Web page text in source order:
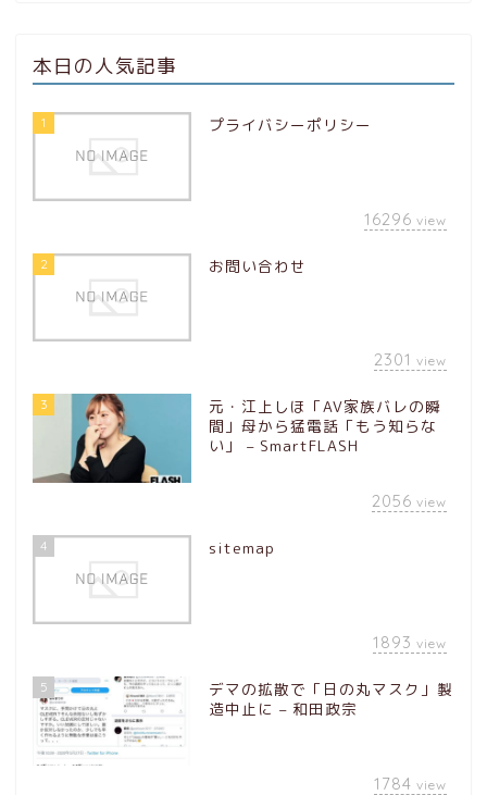
本日の人気記事
1 プライバシーポリシー
16296 view
2 お問い合わせ
2301 view
3
元・江上しほ「AV家族バレの瞬
間」母から猛電話「もう知らな
い」 – SmartFLASH
2056 view
4 sitemap
1893 view
5
デマの拡散で「日の丸マスク」製
造中止に – 和田政宗
1784 view